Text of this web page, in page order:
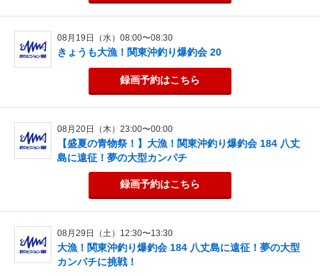
08月19日（水）08:00〜08:30
きょうも大漁！関東沖釣り爆釣会 20
録画予約はこちら
08月20日（木）23:00〜00:00
【盛夏の青物祭！】大漁！関東沖釣り爆釣会 184 八丈
島に遠征！夢の大型カンパチ
録画予約はこちら
08月29日（土）12:30〜13:30
大漁！関東沖釣り爆釣会 184 八丈島に遠征！夢の大型
カンパチに挑戦！